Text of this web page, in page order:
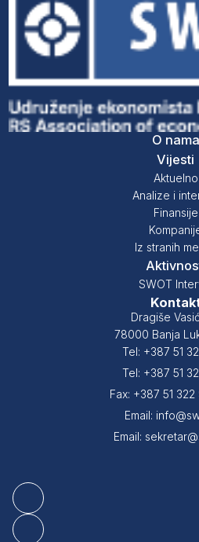
O nama
Vijesti
Aktuelno
Analize i
Finansije
Iz stranih
SWOT
Dragiše
78000 Banja
Tel: +387 51
Tel: +387 51
Fax: +387 51 322
Email:
Email: